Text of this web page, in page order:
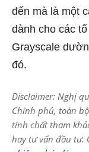
đến mà là một
dành cho các
Grayscale
đó.
Disclaimer: Nghị
Chính phủ, toàn
tính chất tham
hay tư vấn đầu tư.